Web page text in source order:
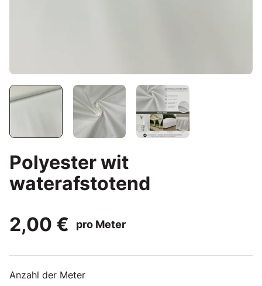
Polyester wit
waterafstotend
2,00 €
pro Meter
Anzahl der Meter